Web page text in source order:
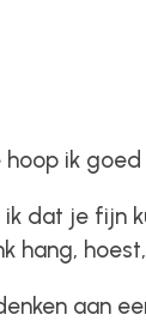
hoop ik goed
ik dat je fijn
hang,
aan